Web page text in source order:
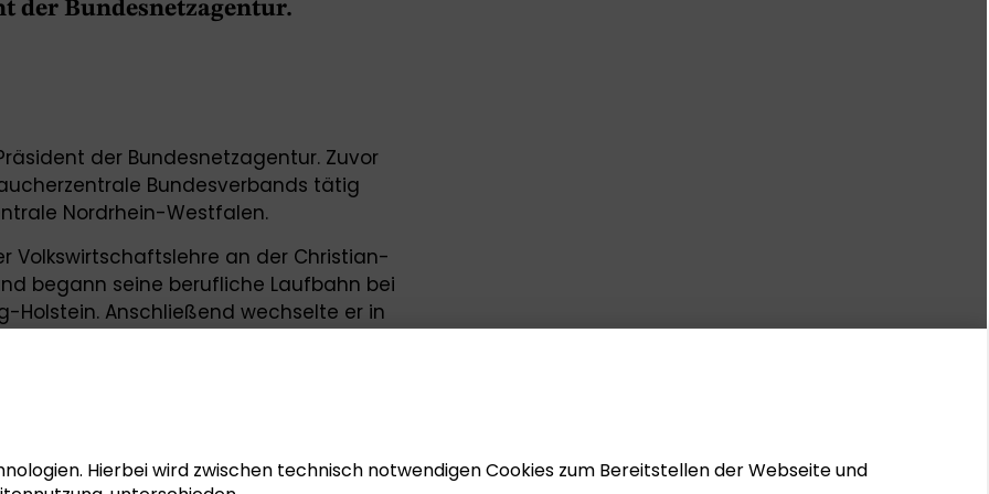
der Bundesnetzagentur.
der Bundesnetzagentur. Zuvor
Bundesverbands tätig
Nordrhein-Westfalen.
Volkswirtschaftslehre an der Christian-
begann seine berufliche Laufbahn bei
Holstein. Anschließend wechselte er in
2006 Abgeordneter im Schleswig-
der am 9. und 10. Mai 2025 in der
Hierbei wird zwischen technisch notwendigen Cookies zum Bereitstellen der Webseite und